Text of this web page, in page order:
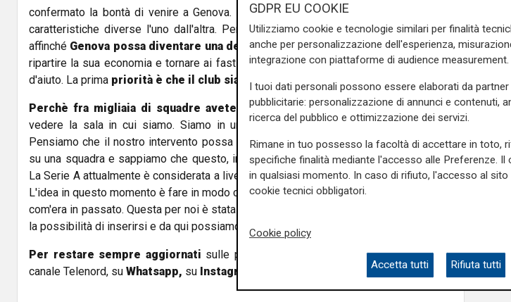
confermato la bontà di venire a Genova. La città è bellissima con i suoi edifici con
caratteristiche diverse l'uno dall'altra. Pensiamo che abbiamo fatto la scelta giusta
affinché Genova possa diventare una delle top al mondo. Genova è matura per far
ripartire la sua economia e tornare ai fasti del Rinascimento. Il nostro ruolo è essere
d'aiuto. La prima priorità è che il club sia in ordine".
Perchè fra migliaia di squadre avete scelto il Genoa?"Per prima cosa basta
vedere la sala in cui siamo. Siamo in un posto meraviglioso per cultura e storia.
Pensiamo che il nostro intervento possa portare un cambiamento. Abbiamo investito
su una squadra e sappiamo che questo, in parallelo, comportainvestire sulla città.
La Serie A attualmente è considerata a livello mondiale un'opportunità di investimento.
L'idea in questo momento è fare in modo che la Serie A possa tornare ai fasti mondiali
com'era in passato. Questa per noi è stata un'opportunità, abbiamo capito che ci fosse
la possibilità di inserirsi e da qui possiamo risalire la china".
Per restare sempre aggiornati sulle principali notizie sulla Liguria seguiteci sul
canale Telenord, su Whatsapp, su Instagram Facebook.
GDPR EU COOKIE
Utilizziamo cookie e tecnologie similari per finalità
anche per personalizzazione dell'esperienza,
integrazione con piattaforme di audience measurement.
I tuoi dati personali possono essere elaborati da
pubblicitarie: personalizzazione di annunci e contenuti,
ricerca del pubblico e ottimizzazione dei servizi.
Rimane in tuo possesso la facoltà di accettare in toto,
specifiche finalità mediante l'accesso alle Preferenze.
in qualsiasi momento. In caso di rifiuto, l'accesso al
cookie tecnici obbligatori.
Cookie policy
Accetta tutti Rifiuta tutti